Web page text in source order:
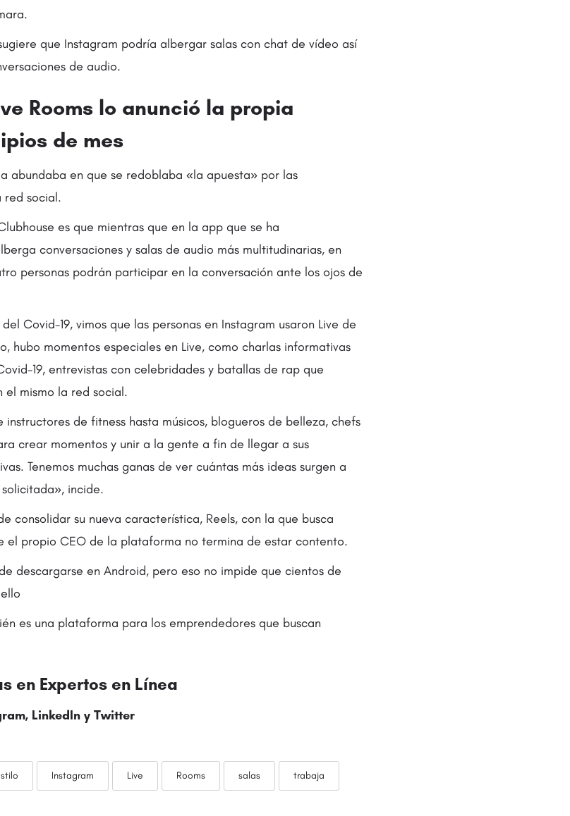
que Instagram podría albergar salas con chat de vídeo así
de audio.
Rooms lo anunció la propia
de mes
abundaba en que se redoblaba «la apuesta» por las
red social.
es que mientras que en la app que se ha
conversaciones y salas de audio más multitudinarias, en
personas podrán participar en la conversación ante los ojos de
Covid-19, vimos que las personas en Instagram usaron Live de
hubo momentos especiales en Live, como charlas informativas
19, entrevistas con celebridades y batallas de rap que
el mismo la red social.
de fitness hasta músicos, blogueros de belleza, chefs
crear momentos y unir a la gente a fin de llegar a sus
Tenemos muchas ganas de ver cuántas más ideas surgen a
incide.
consolidar su nueva característica, Reels, con la que busca
el propio CEO de la plataforma no termina de estar contento.
descargarse en Android, pero eso no impide que cientos de
es una plataforma para los emprendedores que buscan
en Expertos en Línea
, LinkedIn y Twitter
Instagram Live Rooms salas trabaja